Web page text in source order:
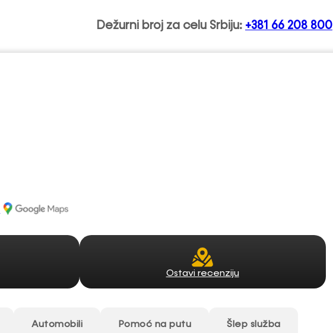
Dežurni broj za celu Srbiju: +381 66 208 800
Ostavi recenziju
Automobili Pomoć na putu Šlep služba